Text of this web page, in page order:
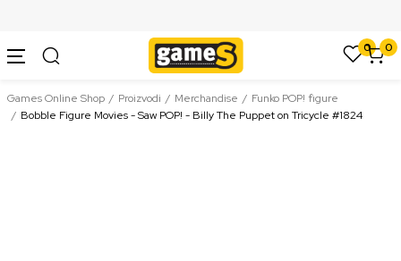
0 0
Games Online Shop Proizvodi Merchandise
Funko POP! figure
Bobble Figure Movies - Saw POP! - Billy The Puppet on Tricycle #1824